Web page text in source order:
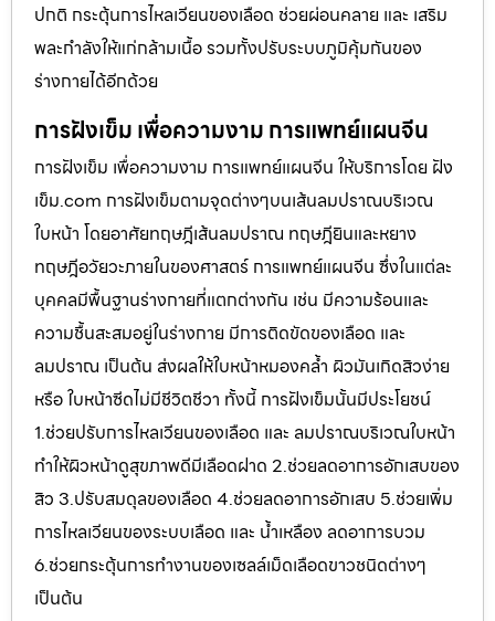
ปกติ กระตุ้นการไหลเวียนของเลือด ช่วยผ่อนคลาย และ เสริม
พละกำลังให้แก่กล้ามเนื้อ รวมทั้งปรับระบบภูมิคุ้มกันของ
ร่างกายได้อีกด้วย
การฝังเข็ม เพื่อความงาม การแพทย์แผนจีน
การฝังเข็ม เพื่อความงาม การแพทย์แผนจีน ให้บริการโดย ฝัง
เข็ม.com การฝังเข็มตามจุดต่างๆบนเส้นลมปราณบริเวณ
ใบหน้า โดยอาศัยทฤษฎีเส้นลมปราณ ทฤษฎียินและหยาง
ทฤษฎีอวัยวะภายในของศาสตร์ การแพทย์แผนจีน ซึ่งในแต่ละ
บุคคลมีพื้นฐานร่างกายที่แตกต่างกัน เช่น มีความร้อนและ
ความชื้นสะสมอยู่ในร่างกาย มีการติดขัดของเลือด และ
ลมปราณ เป็นต้น ส่งผลให้ใบหน้าหมองคล้ำ ผิวมันเกิดสิวง่าย
หรือ ใบหน้าซีดไม่มีชีวิตชีวา ทั้งนี้ การฝังเข็มนั้นมีประโยชน์
1.ช่วยปรับการไหลเวียนของเลือด และ ลมปราณบริเวณใบหน้า
ทำให้ผิวหน้าดูสุขภาพดีมีเลือดฝาด 2.ช่วยลดอาการอักเสบของ
สิว 3.ปรับสมดุลของเลือด 4.ช่วยลดอาการอักเสบ 5.ช่วยเพิ่ม
การไหลเวียนของระบบเลือด และ น้ำเหลือง ลดอาการบวม
6.ช่วยกระตุ้นการทำงานของเซลล์เม็ดเลือดขาวชนิดต่างๆ
เป็นต้น